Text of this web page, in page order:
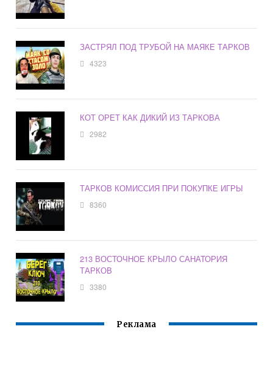
ЗАСТРЯЛ ПОД ТРУБОЙ НА МАЯКЕ ТАРКОВ
4323
КОТ ОРЕТ КАК ДИКИЙ ИЗ ТАРКОВА
2982
ТАРКОВ КОМИССИЯ ПРИ ПОКУПКЕ ИГРЫ
8360
213 ВОСТОЧНОЕ КРЫЛО САНАТОРИЯ
ТАРКОВ
3380
Реклама